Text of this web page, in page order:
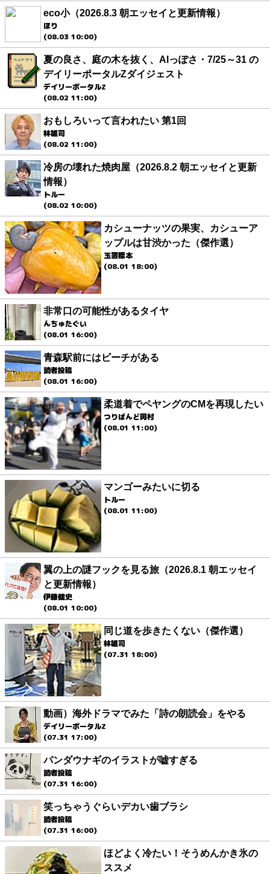
eco小（2026.8.3 朝エッセイと更新情報）
ほり
(08.03 10:00)
夏の良さ、庭の木を抜く、AIっぽさ・7/25～31 の
デイリーポータルZダイジェスト
デイリーポータルZ
(08.02 11:00)
おもしろいって言われたい 第1回
林雄司
(08.02 11:00)
冷房の壊れた焼肉屋（2026.8.2 朝エッセイと更新
情報）
トルー
(08.02 10:00)
カシューナッツの果実、カシューア
ップルは甘渋かった（傑作選）
玉置標本
(08.01 18:00)
非常口の可能性があるタイヤ
んちゅたぐい
(08.01 16:00)
青森駅前にはビーチがある
読者投稿
(08.01 16:00)
柔道着でペヤングのCMを再現したい
つりばんど岡村
(08.01 11:00)
マンゴーみたいに切る
トルー
(08.01 11:00)
翼の上の謎フックを見る旅（2026.8.1 朝エッセイ
と更新情報）
伊藤健史
(08.01 10:00)
同じ道を歩きたくない（傑作選）
林雄司
(07.31 18:00)
動画）海外ドラマでみた「詩の朗読会」をやる
デイリーポータルZ
(07.31 17:00)
パンダウナギのイラストが嘘すぎる
読者投稿
(07.31 16:00)
笑っちゃうぐらいデカい歯ブラシ
読者投稿
(07.31 16:00)
ほどよく冷たい！そうめんかき氷の
ススメ